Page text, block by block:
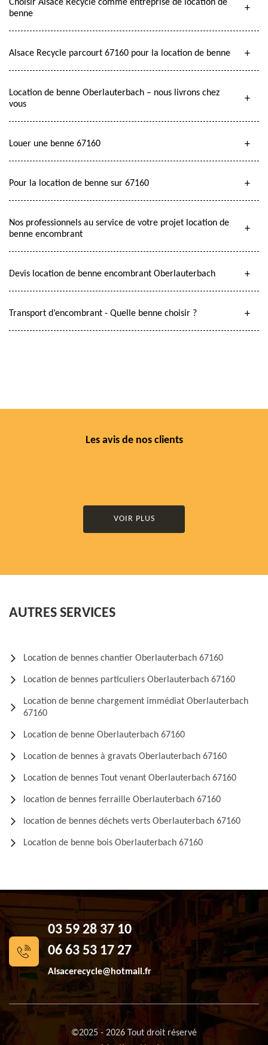
Choisir Alsace Recycle comme entreprise de location de
benne
Alsace Recycle parcourt 67160 pour la location de benne
Location de benne Oberlauterbach – nous livrons chez
vous
Louer une benne 67160
Pour la location de benne sur 67160
Nos professionnels au service de votre projet location de
benne encombrant
Devis location de benne encombrant Oberlauterbach
Transport d’encombrant - Quelle benne choisir ?
Les avis de nos clients
VOIR PLUS
AUTRES SERVICES
Location de bennes chantier Oberlauterbach 67160
Location de bennes particuliers Oberlauterbach 67160
Location de benne chargement immédiat Oberlauterbach
67160
Location de benne Oberlauterbach 67160
Location de bennes à gravats Oberlauterbach 67160
Location de bennes Tout venant Oberlauterbach 67160
location de bennes ferraille Oberlauterbach 67160
location de bennes déchets verts Oberlauterbach 67160
Location de benne bois Oberlauterbach 67160
03 59 28 37 10
06 63 53 17 27
Alsacerecycle@hotmail.fr
©2025 - 2026 Tout droit réservé